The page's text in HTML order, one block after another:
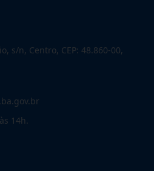
s/n, Centro, CEP: 48.860-00,
14h.